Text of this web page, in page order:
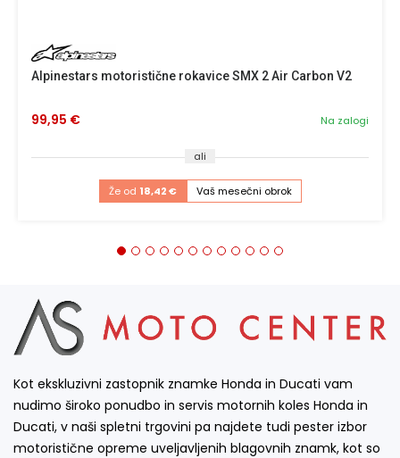
Alpinestars motoristične rokavice SMX 2 Air Carbon V2
Na zalogi
99,95 €
ali
Že od 18,42 € Vaš mesečni obrok
Kot ekskluzivni zastopnik znamke Honda in Ducati vam
nudimo široko ponudbo in servis motornih koles Honda in
Ducati, v naši spletni trgovini pa najdete tudi pester izbor
motoristične opreme uveljavljenih blagovnih znamk, kot so